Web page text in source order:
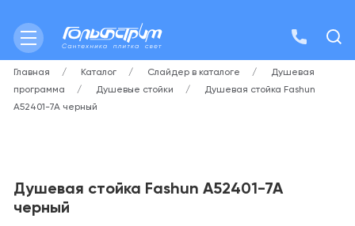
Главная Каталог Слайдер в каталоге
Душевая
программа
Душевые стойки
Душевая стойка Fashun
A52401-7A черный
Душевая стойка Fashun A52401-7A
черный